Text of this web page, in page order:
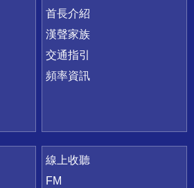
首長介紹
漢聲家族
交通指引
頻率資訊
線上收聽
FM